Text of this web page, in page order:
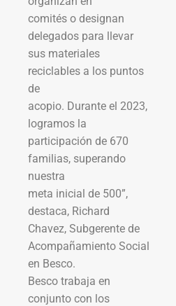
comités o designan
delegados para llevar
sus materiales
reciclables a los puntos
de
acopio. Durante el 2023,
logramos la
participación de 670
familias, superando
nuestra
meta inicial de 500”,
destaca, Richard
Chavez, Subgerente de
Acompañamiento Social
en Besco.
Besco trabaja en
conjunto con los